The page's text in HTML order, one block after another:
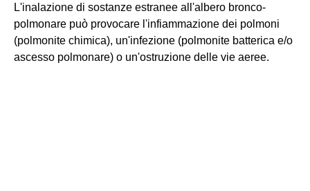
L'inalazione di sostanze estranee all'albero bronco-
polmonare può provocare l'infiammazione dei polmoni
(polmonite chimica), un'infezione (polmonite batterica e/o
ascesso polmonare) o un'ostruzione delle vie aeree.